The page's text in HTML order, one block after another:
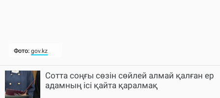
Cотта соңғы сөзін сөйлей алмай қалған ер
адамның ісі қайта қаралмақ